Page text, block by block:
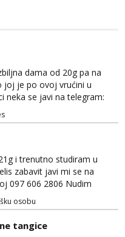
dama od 20g pa na
joj je po ovoj vrućini u
neka se javi na telegram:
099 674 2553.
i trenutno studiram u
zabavit javi mi se na
097 606 2806 Nudim
uzivo i online
osobu
tangice